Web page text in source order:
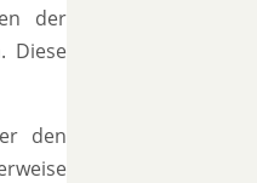
der
Diese
den